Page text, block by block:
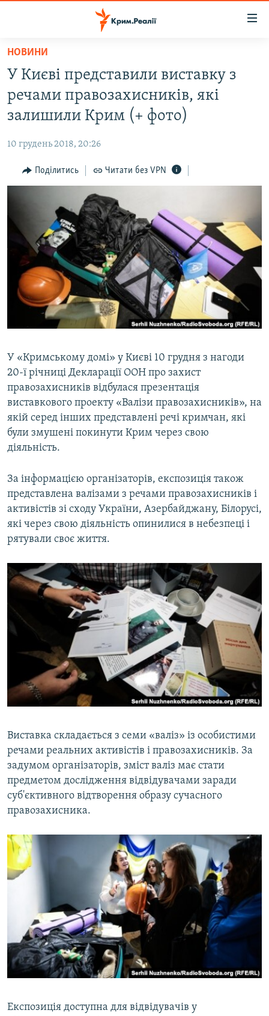
Перейти
основного
матеріалу
Перейти
до
основної
навігації
Перейти
до
ВІДЕО ТА ФОТО
БЛОГИ
ПОГЛЯД
ВСЕ ЗА ДЕНЬ
СПЕЦПРОЕКТИ
ДЕПОРТАЦІЯ
ВІДЕОУРОКИ «ELIFBE»
СВІДЧЕННЯ ОКУПАЦІЇ
УКРАЇНСЬКА ПРОБЛЕМА КРИМУ
ЯК ОБІЙТИ БЛОКУВАННЯ
Русский
Qırımtatar
Усі сайти RFE/RL
НОВИНИ
У Києві представили виставку з
речами правозахисників, які
залишили Крим (+ фото)
10 грудень 2018, 20:26
Поділитись Читати без VPN
У «Кримському домі» у Києві 10 грудня з нагоди
20-ї річниці Декларації ООН про захист
правозахисників відбулася презентація
виставкового проекту «Валізи правозахисників», на
якій серед інших представлені речі кримчан, які
були змушені покинути Крим через свою
діяльність.
За інформацією організаторів, експозиція також
представлена валізами з речами правозахисників і
активістів зі сходу України, Азербайджану, Білорусі,
які через свою діяльність опинилися в небезпеці і
рятували своє життя.
Виставка складається з семи «валіз» із особистими
речами реальних активістів і правозахисників. За
задумом організаторів, зміст валіз має стати
предметом дослідження відвідувачами заради
суб'єктивного відтворення образу сучасного
правозахисника.
Експозиція доступна для відвідувачів у